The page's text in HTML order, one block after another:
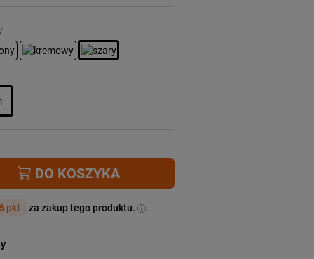
DO KOSZYKA
pkt za zakup tego produktu.